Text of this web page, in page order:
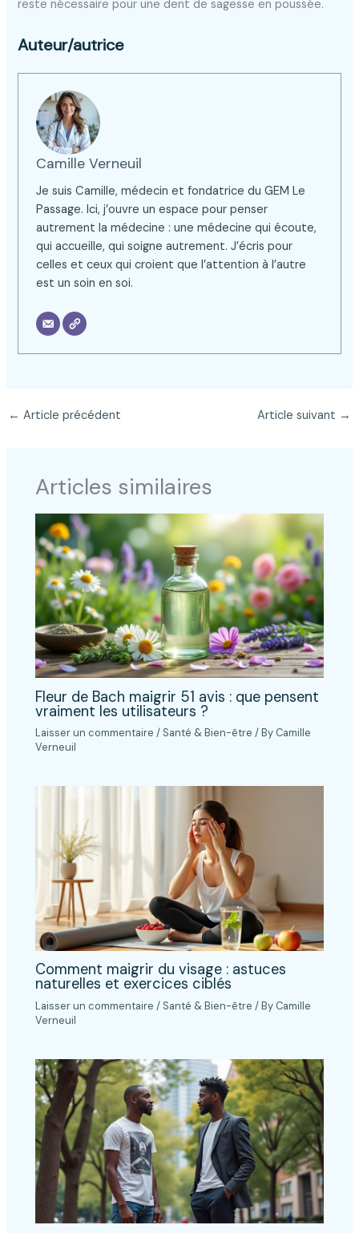
reste nécessaire pour une dent de sagesse en poussée.
Auteur/autrice
Camille Verneuil
Je suis Camille, médecin et fondatrice du GEM Le
Passage. Ici, j’ouvre un espace pour penser
autrement la médecine : une médecine qui écoute,
qui accueille, qui soigne autrement. J’écris pour
celles et ceux qui croient que l’attention à l’autre
est un soin en soi.
← Article précédent Article suivant →
Articles similaires
Fleur de Bach maigrir 51 avis : que pensent
vraiment les utilisateurs ?
Laisser un commentaire / Santé & Bien-être / By Camille
Verneuil
Comment maigrir du visage : astuces
naturelles et exercices ciblés
Laisser un commentaire / Santé & Bien-être / By Camille
Verneuil